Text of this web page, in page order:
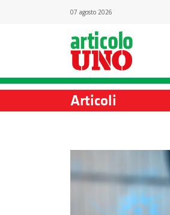
07 agosto 2026
Articoli